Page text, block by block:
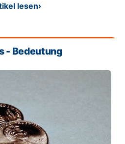
lesen›
- Bedeutung